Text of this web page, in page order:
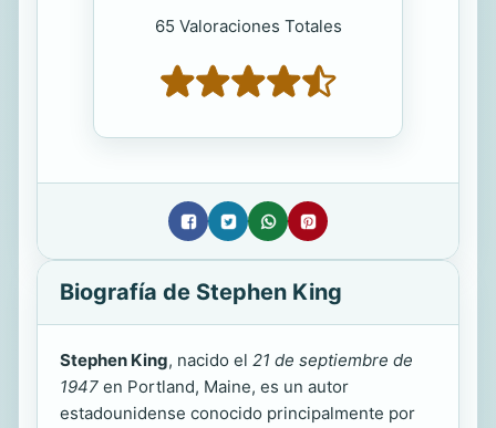
65 Valoraciones Totales
Biografía de Stephen King
Stephen King, nacido el 21 de septiembre de
1947 en Portland, Maine, es un autor
estadounidense conocido principalmente por